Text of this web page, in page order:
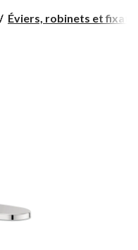
Éviers, robinets et